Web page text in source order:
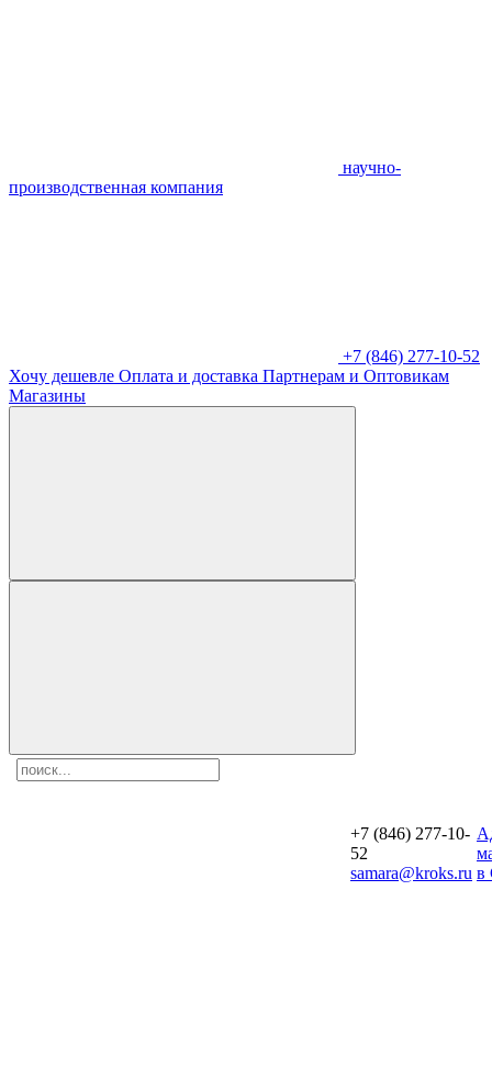
научно-
производственная компания
+7 (846) 277-10-52
Хочу дешевле Оплата и доставка Партнерам и Оптовикам
Магазины
+7 (846) 277-10-
52
samara@kroks.ru в